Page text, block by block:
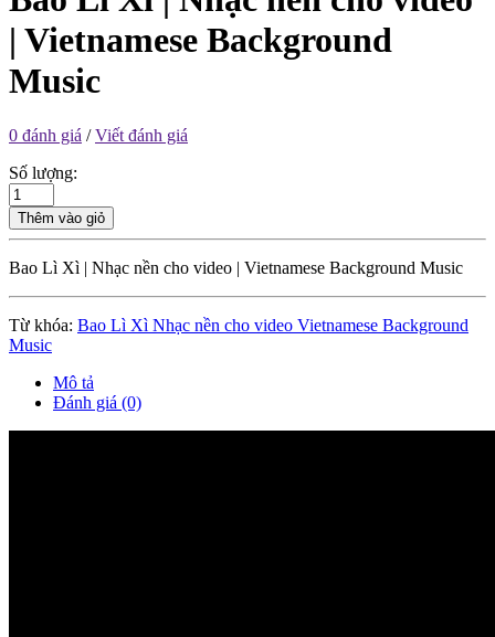
| Vietnamese Background
Music
0 đánh giá /Viết đánh giá
Số lượng:
Thêm vào giỏ
Bao Lì Xì | Nhạc nền cho video | Vietnamese Background Music
Từ khóa: Bao Lì Xì Nhạc nền cho video Vietnamese Background
Music
Mô tả
Đánh giá (0)